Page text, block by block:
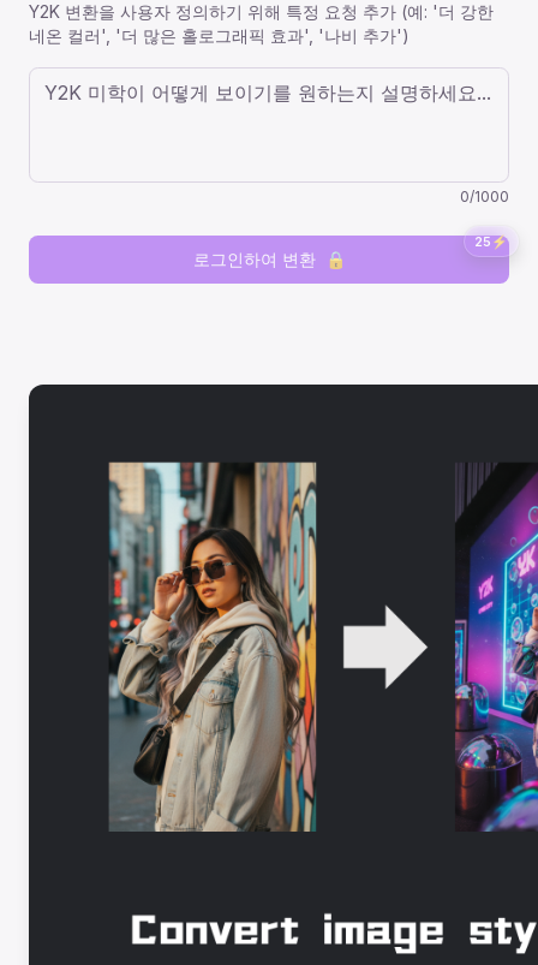
Y2K 변환을 사용자 정의하기 위해 특정 요청 추가 (예: '더 강한
네온 컬러', '더 많은 홀로그래픽 효과', '나비 추가')
0/1000
25 ⚡
로그인하여 변환 🔒